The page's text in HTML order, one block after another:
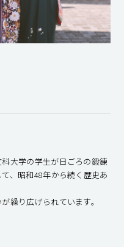
大学の学生が日ごろの鍛錬
、昭和48年から続く歴史あ
繰り広げられています。